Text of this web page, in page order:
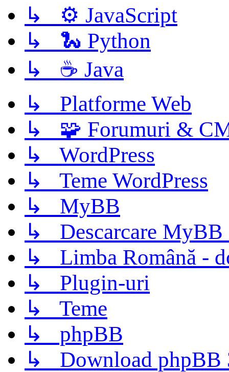
↳ ⚙️ JavaScript
↳ 🐍 Python
↳ ☕ Java
↳ Platforme Web
↳ 🧩 Forumuri &
↳ WordPress
↳ Teme WordPress
↳ MyBB
↳ Descarcare MyBB
↳ Limba Română -
↳ Plugin-uri
↳ Teme
↳ phpBB
↳ Download phpBB